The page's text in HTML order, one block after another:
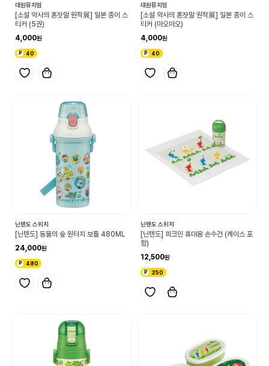
대원뮤지엄
[소설 약사의 혼잣말 원작展] 일본 종이 스
티커 (5권)
4,000
40
대원뮤지엄
[소설 약사의 혼잣말 원작展] 일본 종이 스
티커 (마오마오)
4,000
40
닌텐도 스위치
[닌텐도] 동물의 숲 원터치 보틀 480ML
24,000
480
닌텐도 스위치
[닌텐도] 피크민 휴대용 손수건 (케이스 포
함)
12,500
250